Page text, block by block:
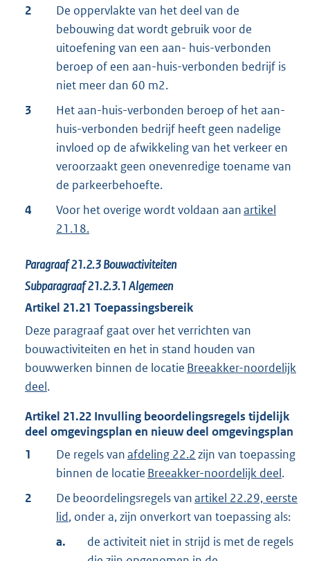
2
De oppervlakte van het deel van de
bebouwing dat wordt gebruik voor de
uitoefening van een aan- huis-verbonden
beroep of een aan-huis-verbonden bedrijf is
niet meer dan 60 m2.
3
Het aan-huis-verbonden beroep of het aan-
huis-verbonden bedrijf heeft geen nadelige
invloed op de afwikkeling van het verkeer en
veroorzaakt geen onevenredige toename van
de parkeerbehoefte.
4
Voor het overige wordt voldaan aanartikel
21.18.
Paragraaf21.2.3Bouwactiviteiten
Subparagraaf21.2.3.1Algemeen
Artikel 21.21 Toepassingsbereik
Deze paragraaf gaat over het verrichten van
bouwactiviteiten en het in stand houden van
bouwwerken binnen de locatie Breeakker-noordelijk
deel.
Artikel 21.22 Invulling beoordelingsregels tijdelijk
deel omgevingsplan en nieuw deel omgevingsplan
1
De regels vanafdeling 22.2zijn van toepassing
binnen de locatie Breeakker-noordelijk deel.
2
De beoordelingsregels vanartikel 22.29, eerste
lid, onder a, zijn onverkort van toepassing als:
a.
de activiteit niet in strijd is met de regels